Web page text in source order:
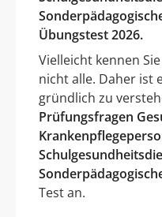
Übungstest 2026.
Vielleicht kennen
nicht alle. Daher ist
gründlich zu
Prüfungsfragen
Test an.